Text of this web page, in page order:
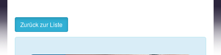
Zurück zur Liste